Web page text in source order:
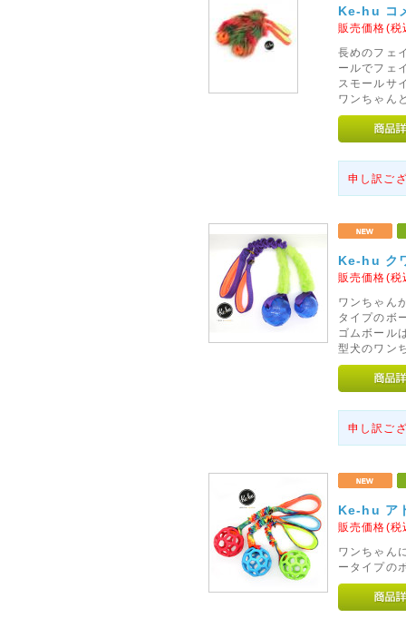
Ke-hu コ
販売価格(
長めのフェ
ールでフェ
スモールサ
ワンちゃん
申し訳ご
Ke-hu ク
販売価格(
ワンちゃん
タイプのボ
ゴムボール
型犬のワン
申し訳ご
Ke-hu ア
販売価格(
ワンちゃん
ータイプの